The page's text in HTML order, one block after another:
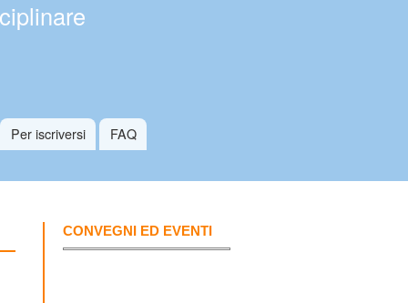
Per iscriversi FAQ
CONVEGNI ED EVENTI